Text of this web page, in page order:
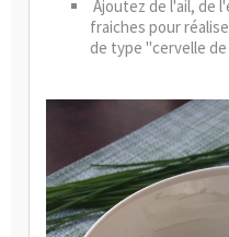
Ajoutez de l'ail, de
fraiches pour
de type "cervelle de